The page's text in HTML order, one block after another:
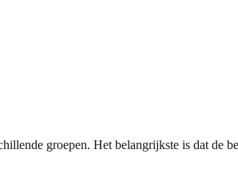
groepen. Het belangrijkste is dat de